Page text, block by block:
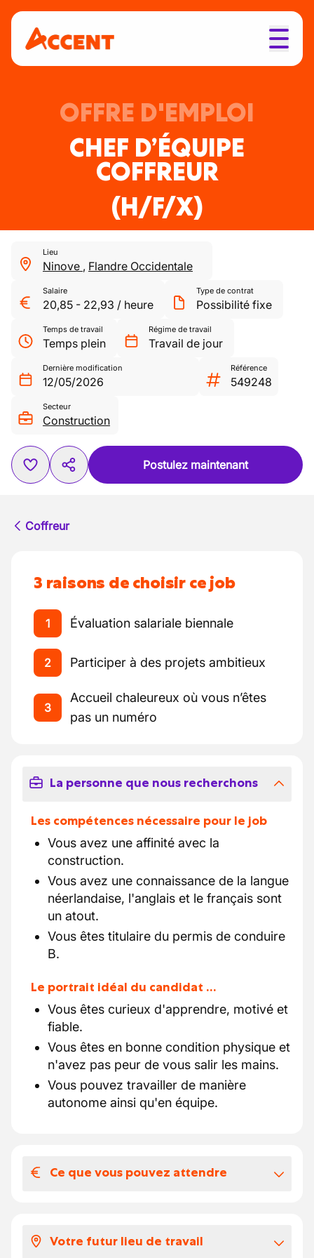
OFFRE D'EMPLOI
CHEF D’ÉQUIPE
COFFREUR
(H/F/X)
Lieu
Ninove , Flandre Occidentale
Salaire
20,85 - 22,93 / heure
Type de contrat
Possibilité fixe
Temps de travail
Temps plein
Régime de travail
Travail de jour
Dernière modification
12/05/2026
Référence
549248
Secteur
Construction
Postulez maintenant
Coffreur
3 raisons de choisir ce job
1 Évaluation salariale biennale
2 Participer à des projets ambitieux
3
Accueil chaleureux où vous n’êtes
pas un numéro
La personne que nous recherchons
Les compétences nécessaire pour le job
Vous avez une affinité avec la
construction.
Vous avez une connaissance de la langue
néerlandaise, l'anglais et le français sont
un atout.
Vous êtes titulaire du permis de conduire
B.
Le portrait idéal du candidat …
Vous êtes curieux d'apprendre, motivé et
fiable.
Vous êtes en bonne condition physique et
n'avez pas peur de vous salir les mains.
Vous pouvez travailler de manière
autonome ainsi qu'en équipe.
Ce que vous pouvez attendre
Votre futur lieu de travail